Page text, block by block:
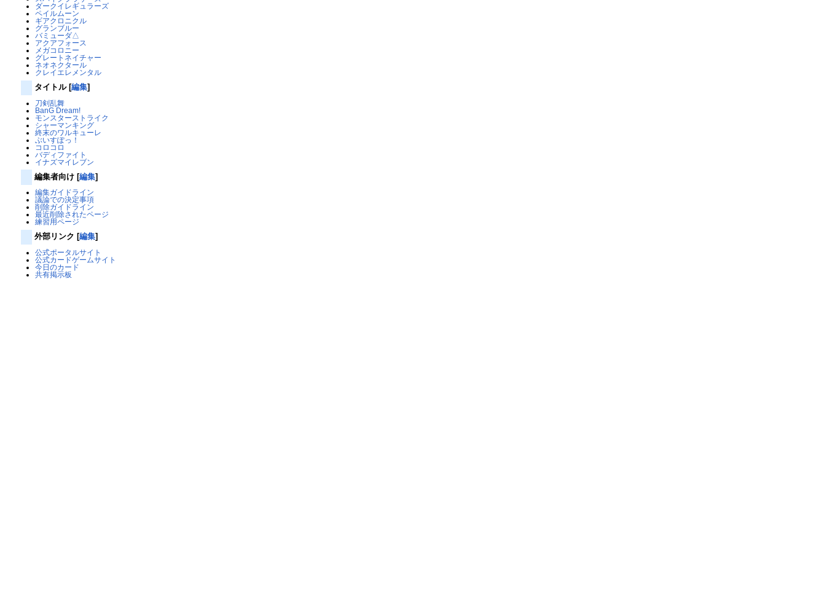
ダークイレギュラーズ
ペイルムーン
ギアクロニクル
グランブルー
バミューダ△
アクアフォース
メガコロニー
グレートネイチャー
ネオネクタール
クレイエレメンタル
タイトル [編集]
刀剣乱舞
BanG Dream!
モンスターストライク
シャーマンキング
終末のワルキューレ
ぶいすぽっ！
コロコロ
バディファイト
イナズマイレブン
編集者向け [編集]
編集ガイドライン
議論での決定事項
削除ガイドライン
最近削除されたページ
練習用ページ
外部リンク [編集]
公式ポータルサイト
公式カードゲームサイト
今日のカード
共有掲示板